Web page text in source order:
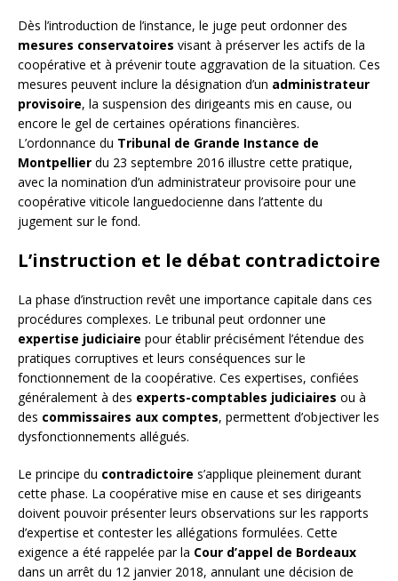
Dès l’introduction de l’instance, le juge peut ordonner des
mesures conservatoires visant à préserver les actifs de la
coopérative et à prévenir toute aggravation de la situation. Ces
mesures peuvent inclure la désignation d’un administrateur
provisoire, la suspension des dirigeants mis en cause, ou
encore le gel de certaines opérations financières.
L’ordonnance du Tribunal de Grande Instance de
Montpellier du 23 septembre 2016 illustre cette pratique,
avec la nomination d’un administrateur provisoire pour une
coopérative viticole languedocienne dans l’attente du
jugement sur le fond.
L’instruction et le débat contradictoire
La phase d’instruction revêt une importance capitale dans ces
procédures complexes. Le tribunal peut ordonner une
expertise judiciaire pour établir précisément l’étendue des
pratiques corruptives et leurs conséquences sur le
fonctionnement de la coopérative. Ces expertises, confiées
généralement à des experts-comptables judiciaires ou à
des commissaires aux comptes, permettent d’objectiver les
dysfonctionnements allégués.
Le principe du contradictoire s’applique pleinement durant
cette phase. La coopérative mise en cause et ses dirigeants
doivent pouvoir présenter leurs observations sur les rapports
d’expertise et contester les allégations formulées. Cette
exigence a été rappelée par la Cour d’appel de Bordeaux
dans un arrêt du 12 janvier 2018, annulant une décision de